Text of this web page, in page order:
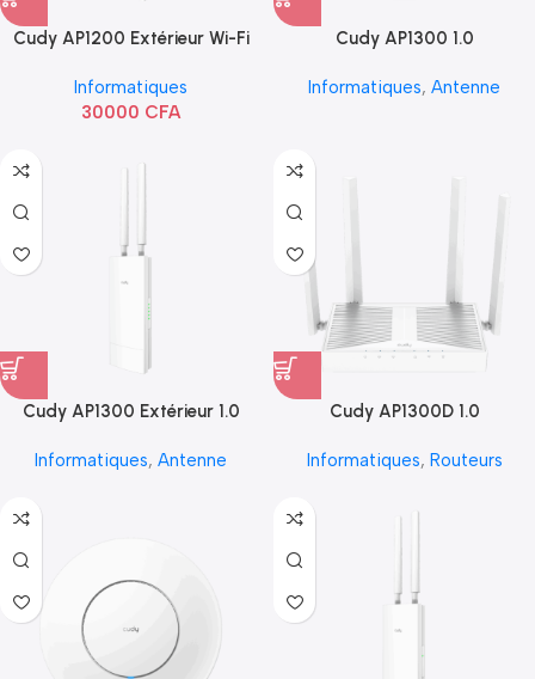
Cudy AP1200 Extérieur Wi-Fi
Informatiques
30000 CFA
Cudy AP1300 1.0
Informatiques, Antenne
Cudy AP1300 Extérieur 1.0
Informatiques, Antenne
Cudy AP1300D 1.0
Informatiques, Routeurs